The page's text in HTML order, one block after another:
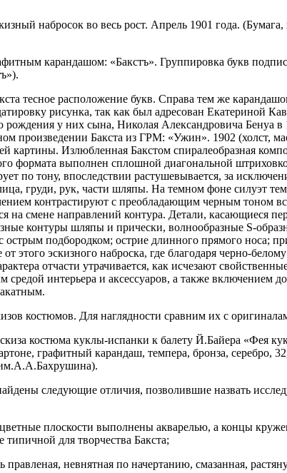
набросок во весь рост. Апрель 1901 года.
карандашом: «Бакстъ». Группировка букв
тесное расположение букв. Справа тем же
рисунка, так как был адресован Екатериной
у них сына, Николая Александровича Бенуа в
произведении Бакста из ГРМ: «Ужин». 1902 (холст,
картины. Излюбленная Бакстом спиралеобразная
формата выполнен сплошной диагональной
по тону, впоследствии растушевывается, за
груди, рук, части шляпы. На темном фоне силуэт
контрастируют с преобладающим черным тоном
на смене направлений контура. Детали, касающиеся
контуры шляпы и прически, волнообразные S-
острым подбородком; острие длинного прямого носа;
этого эскизного наброска, где благодаря черно-
отчасти утрачивается, как исчезают
средой интерьера и аксессуаров, а также включением
костюмов. Для наглядности сравним их с
костюма куклы-испанки к балету Й.Байера «Фея
графитный карандаш, темпера, бронза, серебро,
им.А.А.Бахрушина).
следующие отличия, позволившие назвать
плоскости выполнены акварелью, а концы
для творчества Бакста;
правленая, невнятная по начертанию, смазанная,